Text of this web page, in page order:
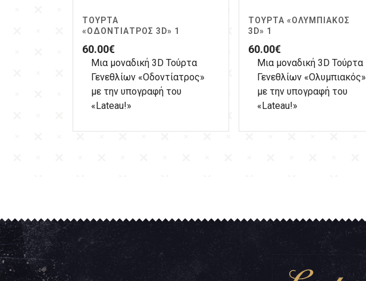
ΤΟΎΡΤΑ
«ΟΔΟΝΤΊΑΤΡΟΣ 3D» 1
60.00€
Μια μοναδική 3D Τούρτα
Γενεθλίων «Οδοντίατρος»
με την υπογραφή του
«Lateau!»
ΤΟΎΡΤΑ «ΟΛΥΜΠΙΑΚΌΣ
3D» 1
60.00€
Μια μοναδική 3D Τούρτα
Γενεθλίων «Ολυμπιακός»
με την υπογραφή του
«Lateau!»